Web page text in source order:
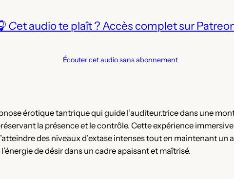
Cet audio te plaît ? Accès complet sur
Écouter cet audio sans abonnement
érotique tantrique qui guide l’auditeur.trice dans une
la présence et le contrôle. Cette expérience
des niveaux d’extase intenses tout en maintenant un
de désir dans un cadre apaisant et maîtrisé.